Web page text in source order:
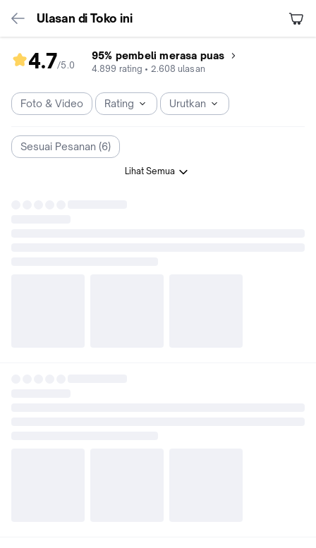
Ulasan di Toko ini
4.7/5.0
rating
4.7
dari
95% pembeli merasa puas
4.899 rating • 2.608 ulasan
Foto & Video Rating Urutkan
Sesuai Pesanan (6)
Lihat Semua